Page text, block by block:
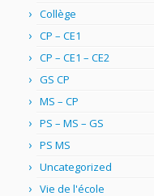
Collège
CP – CE1
CP – CE1 – CE2
GS CP
MS – CP
PS – MS – GS
PS MS
Uncategorized
Vie de l'école